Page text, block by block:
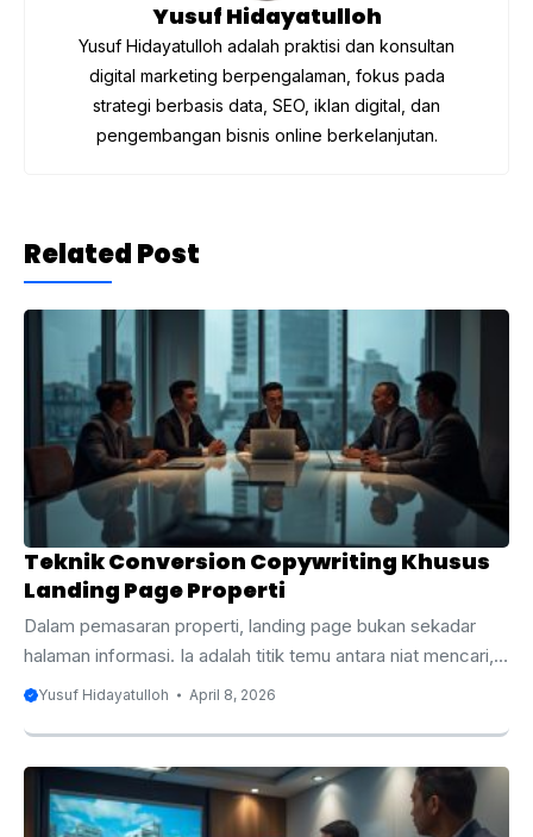
Yusuf Hidayatulloh
Yusuf Hidayatulloh adalah praktisi dan konsultan
digital marketing berpengalaman, fokus pada
strategi berbasis data, SEO, iklan digital, dan
pengembangan bisnis online berkelanjutan.
Related Post
Teknik Conversion Copywriting Khusus
Landing Page Properti
Dalam pemasaran properti, landing page bukan sekadar
halaman informasi. Ia adalah titik temu antara niat mencari,
rasa ragu, dan keputusan untuk menghubungi sales. Ini
pengguna internet pada awal 2026 dengan penetrasi 80,5
persen, sementara National Association of REALTORS
Yusuf Hidayatulloh April 8, 2026